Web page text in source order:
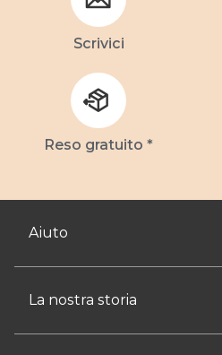
Scrivici
Reso gratuito *
Aiuto
La nostra storia